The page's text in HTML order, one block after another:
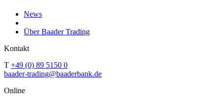
News
Über Baader Trading
Kontakt
T +49 (0) 89 5150 0
baader-trading@baaderbank.de
Online